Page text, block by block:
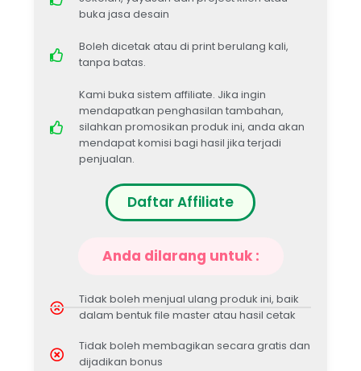
buka jasa desain
Boleh dicetak atau di print berulang kali,
tanpa batas.
Kami buka sistem affiliate. Jika ingin
mendapatkan penghasilan tambahan,
silahkan promosikan produk ini, anda akan
mendapat komisi bagi hasil jika terjadi
penjualan.
Daftar Affiliate
Anda dilarang untuk :
Tidak boleh menjual ulang produk ini, baik
dalam bentuk file master atau hasil cetak
Tidak boleh membagikan secara gratis dan
dijadikan bonus